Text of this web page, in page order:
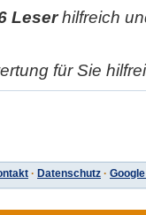
Leserhilfreich
für Sie
· Datenschutz ·